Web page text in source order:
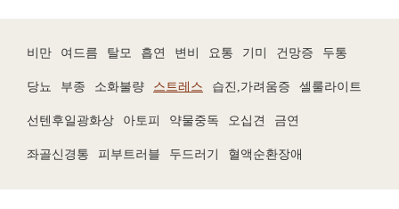
비만 여드름 탈모 흡연 변비 요통 기미 건망증 두통
당뇨 부종 소화불량 스트레스 습진,가려움증 셀룰라이트
선텐후일광화상 아토피 약물중독 오십견 금연
좌골신경통 피부트러블 두드러기 혈액순환장애